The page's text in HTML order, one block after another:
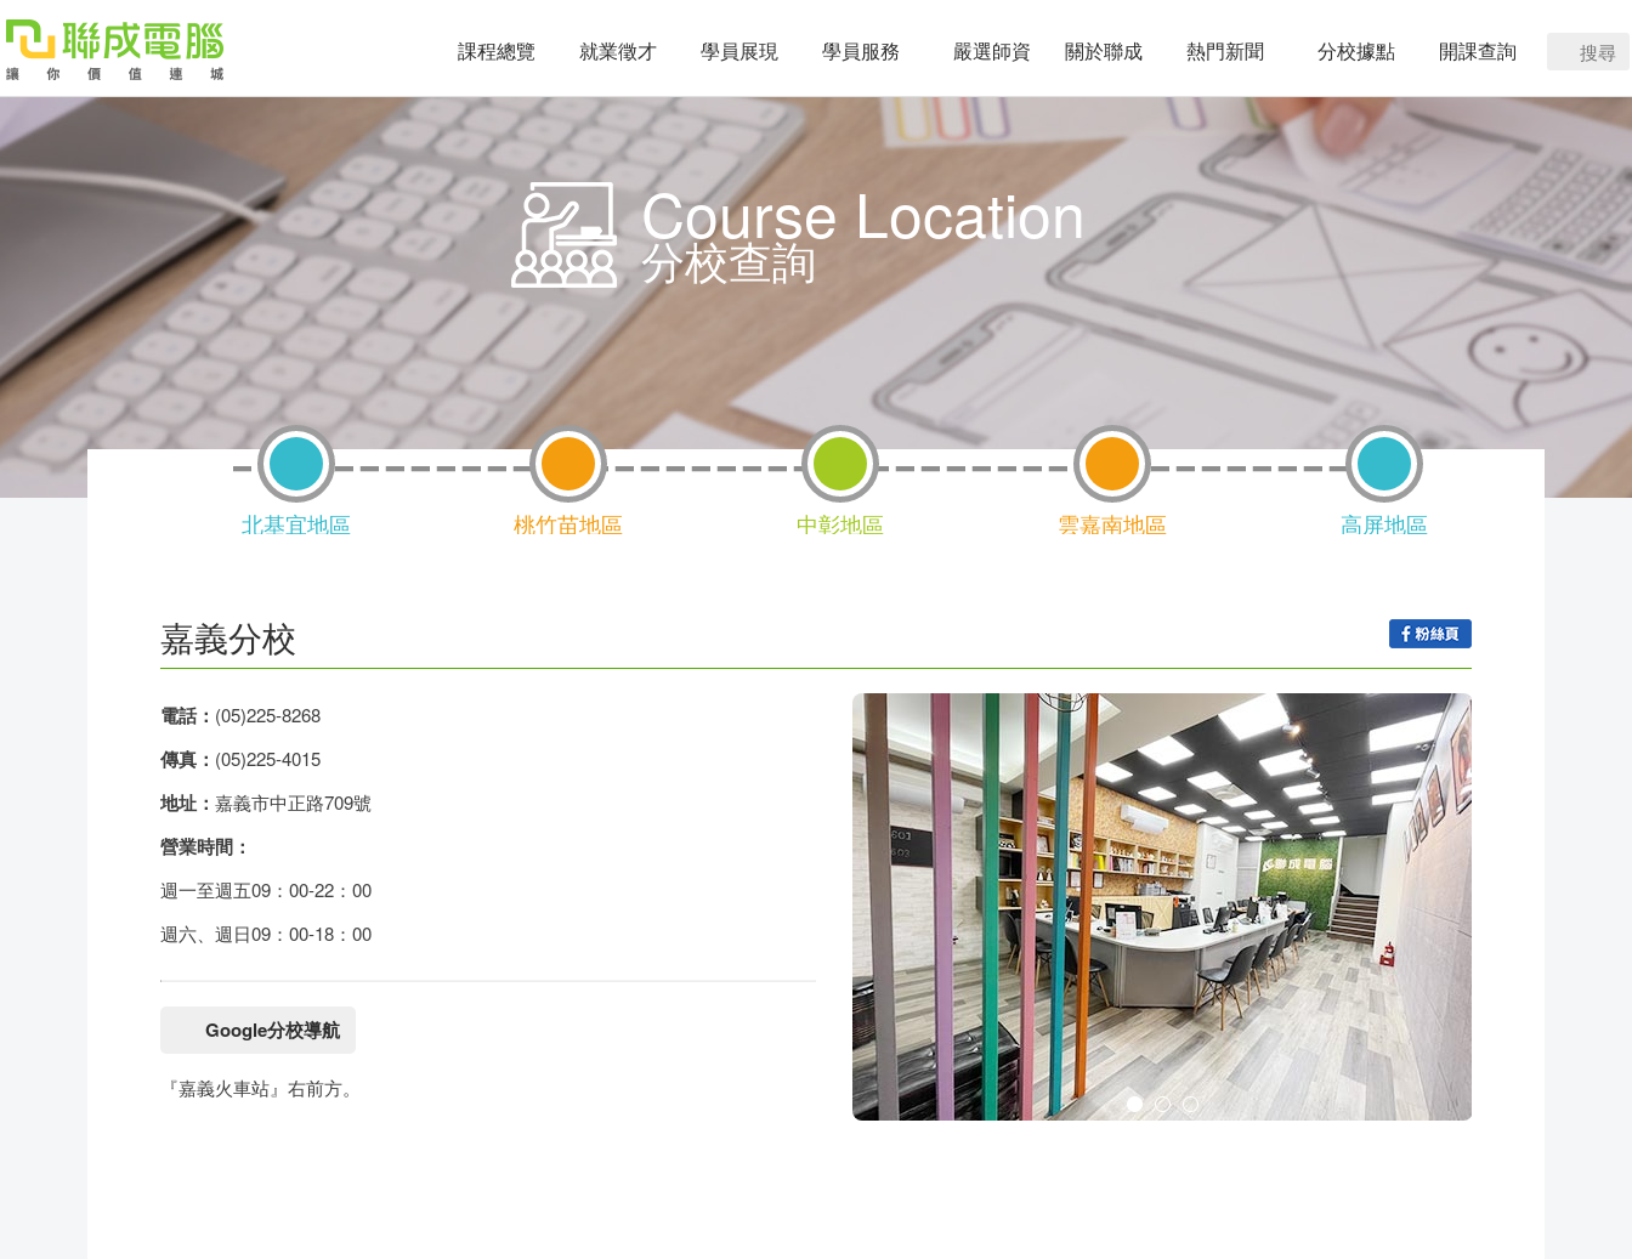
覽
徵
才
員
展
現
學
員
服
嚴
選
關
搜尋
開課查詢
分校據點
熱門新聞
關於聯成
嚴選師資
學員服務
學員展現
就業徵才
課程總覽
Course Location
分校查詢
北基宜地區 桃竹苗地區 中彰地區 雲嘉南地區 高屏地區
嘉義分校
電話： (05)225-8268
傳真： (05)225-4015
地址： 嘉義市中正路709號
營業時間：
週一至週五09：00-22：00
週六、週日09：00-18：00
Google分校導航
『嘉義火車站』右前方。